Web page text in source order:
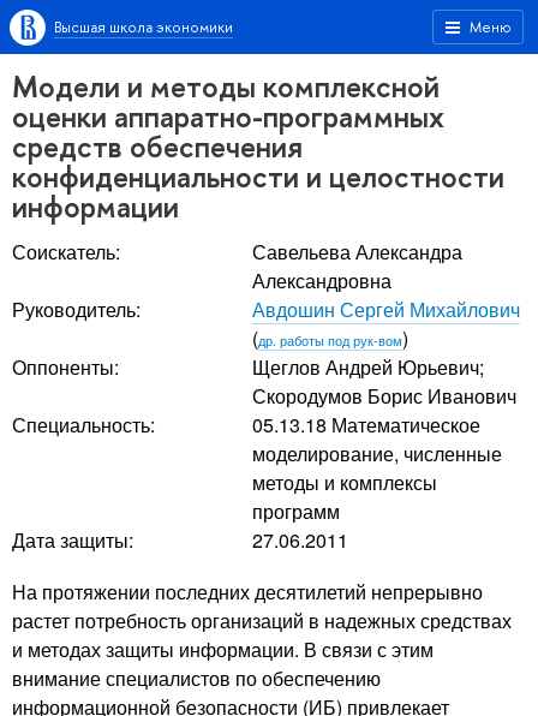
Меню
Высшая школа экономики
Модели и методы комплексной
оценки аппаратно-программных
средств обеспечения
конфиденциальности и целостности
информации
Соискатель:
Савельева Александра
Александровна
Руководитель:
Авдошин Сергей Михайлович
(др. работы под рук-вом)
Оппоненты:
Щеглов Андрей Юрьевич;
Скородумов Борис Иванович
Специальность:
05.13.18 Математическое
моделирование, численные
методы и комплексы
программ
Дата защиты:
27.06.2011
На протяжении последних десятилетий непрерывно
растет потребность организаций в надежных средствах
и методах защиты информации. В связи с этим
внимание специалистов по обеспечению
информационной безопасности (ИБ) привлекает